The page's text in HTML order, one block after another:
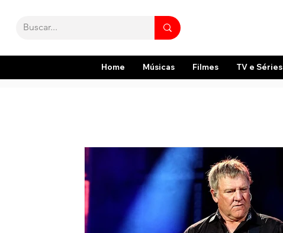
Home Músicas Filmes TV e Séries